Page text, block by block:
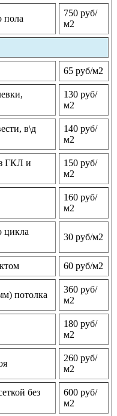
пола
750 руб/
м2
65 руб/м2
130 руб/
м2
в\д
140 руб/
м2
ГКЛ и
150 руб/
м2
160 руб/
м2
цикла
30 руб/м2
60 руб/м2
потолка
360 руб/
м2
180 руб/
м2
260 руб/
м2
без
600 руб/
м2